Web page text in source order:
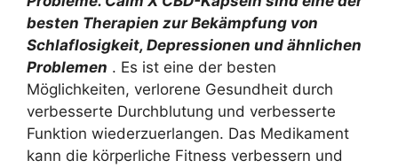
besten Therapien zur Bekämpfung von
Schlaflosigkeit, Depressionen und ähnlichen
Problemen . Es ist eine der besten
Möglichkeiten, verlorene Gesundheit durch
verbesserte Durchblutung und verbesserte
Funktion wiederzuerlangen. Das Medikament
kann die körperliche Fitness verbessern und